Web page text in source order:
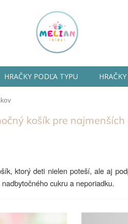
HRAČKY PODĽA TYPU
košík pre
ktorý deti nielen poteší, ale aj
cukru a neporiadku.